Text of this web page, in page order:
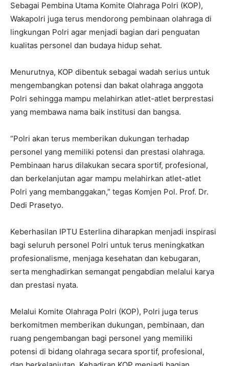
Sebagai Pembina Utama Komite Olahraga Polri (KOP),
Wakapolri juga terus mendorong pembinaan olahraga di
lingkungan Polri agar menjadi bagian dari penguatan
kualitas personel dan budaya hidup sehat.
Menurutnya, KOP dibentuk sebagai wadah serius untuk
mengembangkan potensi dan bakat olahraga anggota
Polri sehingga mampu melahirkan atlet-atlet berprestasi
yang membawa nama baik institusi dan bangsa.
“Polri akan terus memberikan dukungan terhadap
personel yang memiliki potensi dan prestasi olahraga.
Pembinaan harus dilakukan secara sportif, profesional,
dan berkelanjutan agar mampu melahirkan atlet-atlet
Polri yang membanggakan,” tegas Komjen Pol. Prof. Dr.
Dedi Prasetyo.
Keberhasilan IPTU Esterlina diharapkan menjadi inspirasi
bagi seluruh personel Polri untuk terus meningkatkan
profesionalisme, menjaga kesehatan dan kebugaran,
serta menghadirkan semangat pengabdian melalui karya
dan prestasi nyata.
Melalui Komite Olahraga Polri (KOP), Polri juga terus
berkomitmen memberikan dukungan, pembinaan, dan
ruang pengembangan bagi personel yang memiliki
potensi di bidang olahraga secara sportif, profesional,